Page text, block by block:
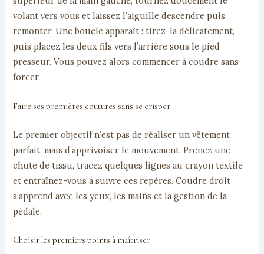
volant vers vous et laissez l’aiguille descendre puis
remonter. Une boucle apparaît : tirez-la délicatement,
puis placez les deux fils vers l’arrière sous le pied
presseur. Vous pouvez alors commencer à coudre sans
forcer.
Faire ses premières coutures sans se crisper
Le premier objectif n’est pas de réaliser un vêtement
parfait, mais d’apprivoiser le mouvement. Prenez une
chute de tissu, tracez quelques lignes au crayon textile
et entraînez-vous à suivre ces repères. Coudre droit
s’apprend avec les yeux, les mains et la gestion de la
pédale.
Choisir les premiers points à maîtriser